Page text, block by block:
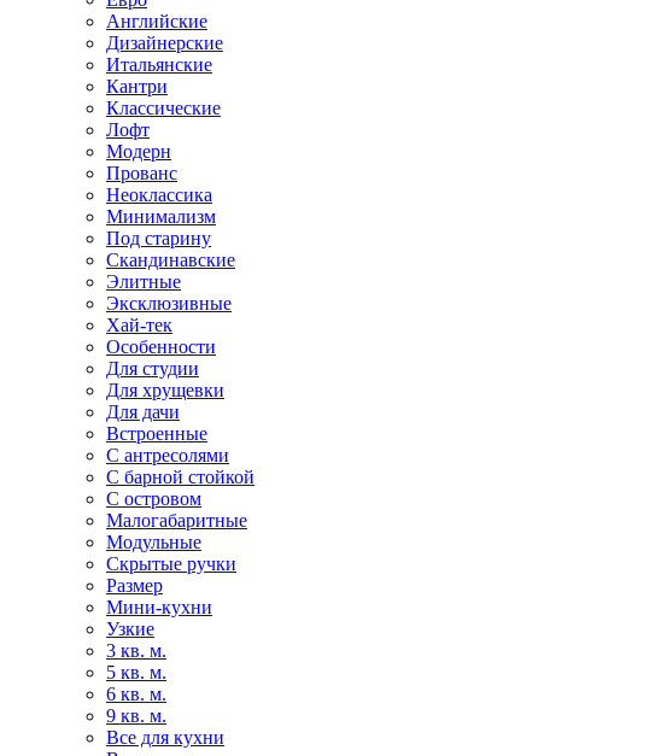
Английские
Дизайнерские
Итальянские
Кантри
Классические
Лофт
Модерн
Прованс
Неоклассика
Минимализм
Под старину
Скандинавские
Элитные
Эксклюзивные
Хай-тек
Особенности
Для студии
Для хрущевки
Для дачи
Встроенные
С антресолями
С барной стойкой
С островом
Малогабаритные
Модульные
Скрытые ручки
Размер
Мини-кухни
Узкие
3 кв. м.
5 кв. м.
6 кв. м.
9 кв. м.
Все для кухни